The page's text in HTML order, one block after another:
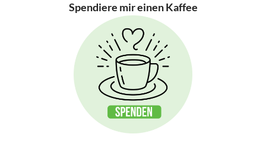
Spendiere mir einen Kaffee